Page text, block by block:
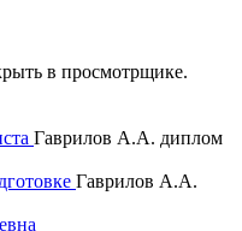
в просмотрщике.
Гаврилов А.А. диплом
Гаврилов А.А.